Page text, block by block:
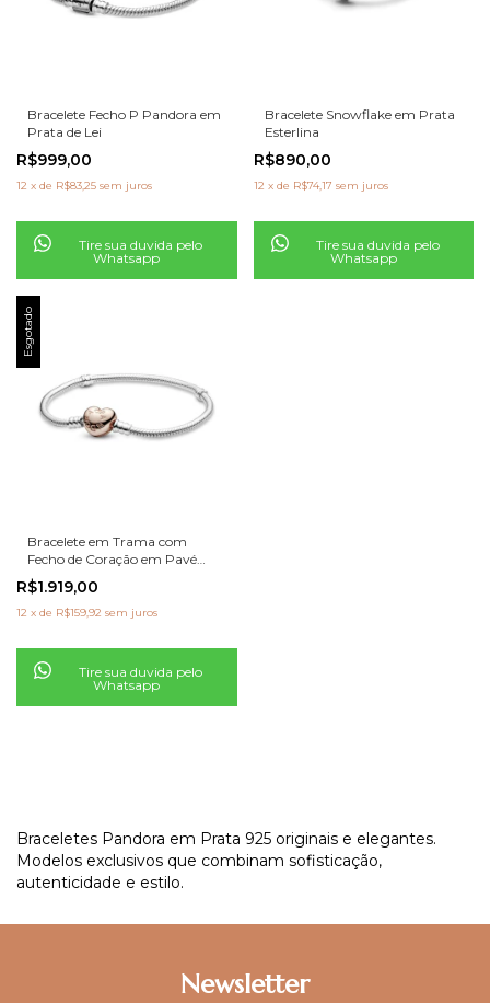
Bracelete Fecho P Pandora em
Prata de Lei
R$999,00
12 x de R$83,25 sem juros
Tire sua duvida pelo
Whatsapp
Bracelete Snowflake em Prata
Esterlina
R$890,00
12 x de R$74,17 sem juros
Tire sua duvida pelo
Whatsapp
Esgotado
Bracelete em Trama com
Fecho de Coração em Pavé
Pandora Moments
R$1.919,00
12 x de R$159,92 sem juros
Tire sua duvida pelo
Whatsapp
Braceletes Pandora em Prata 925 originais e elegantes.
Modelos exclusivos que combinam sofisticação,
autenticidade e estilo.
Newsletter